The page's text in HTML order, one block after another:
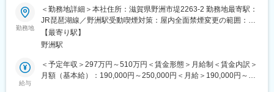
変更の範囲：無
の業務指導や人材育成などにご活躍頂きたいと考えております。
入社後は先輩から約1年かけてマンツーマンで教えていただけま
す。まずは水産物の種類を覚えてもらうことから始めて頂きま
す。
■一日の働き方のモデル
・出社から下記順次対応
認定】
■業務概要：
全国トップクラス、約250haの耕作地を請負う農業生産法人の当
社にて、農業の後継者問題を救う農業管理のお仕事をお任せしま
す。日本の基幹産業でもある農業を活性化、将来的に経営幹部で
の活躍いただける方を募集いたします。
勤務地
＜勤務地詳細＞本社住所：滋賀県野洲市堤2263-2 勤務地最寄駅：
JR琵琶湖線／野洲駅受動喫煙対策：屋内全面禁煙変更の範囲：会
社の定める事業所
【最寄り駅】
野洲駅
給与
＜予定年収＞297万円～510万円＜賃金形態＞月給制＜賃金内訳＞
月額（基本給）：190,000円～250,000円＜月給＞190,000円～